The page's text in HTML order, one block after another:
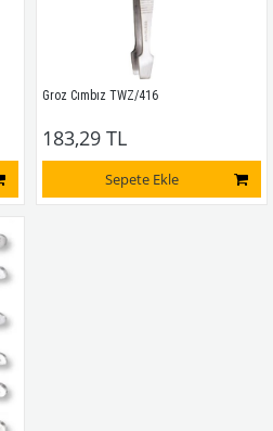
Groz Cımbız TWZ/416
183,29 TL
Sepete Ekle